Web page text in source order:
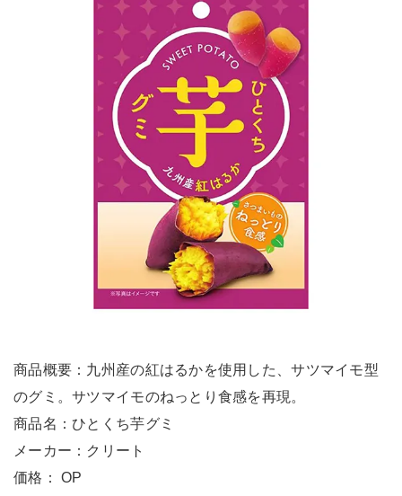
商品概要：九州産の紅はるかを使用した、サツマイモ型
のグミ。サツマイモのねっとり食感を再現。
商品名：ひとくち芋グミ
メーカー：クリート
価格： OP